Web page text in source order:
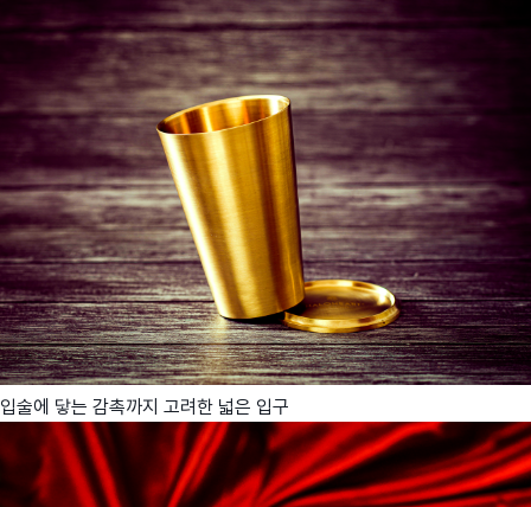
입술에 닿는 감촉까지 고려한 넓은 입구